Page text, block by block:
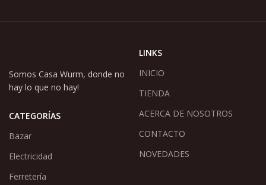
Somos Casa Wurm, donde no
hay lo que no hay!
CATEGORÍAS
Bazar
Electricidad
Ferretería
LINKS
INICIO
TIENDA
ACERCA DE NOSOTROS
CONTACTO
NOVEDADES